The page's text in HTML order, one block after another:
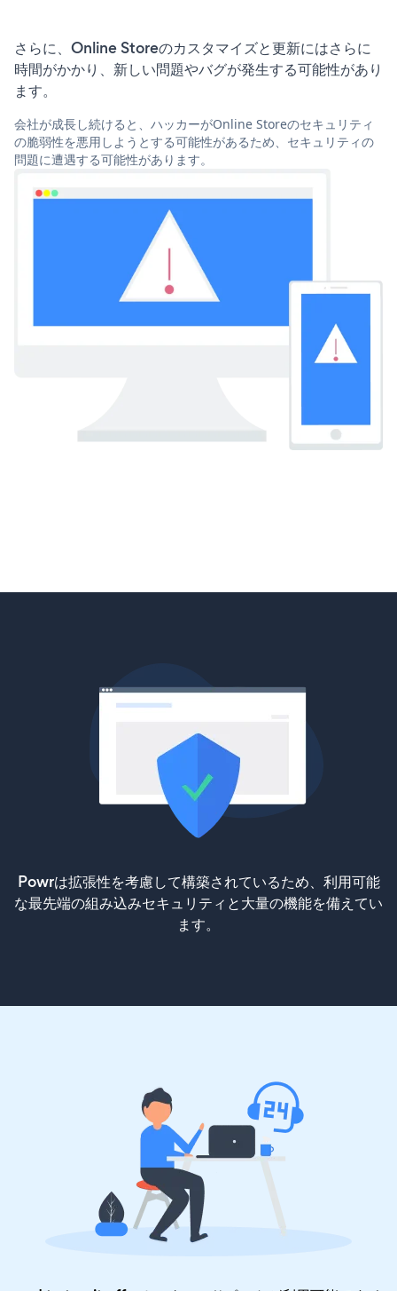
さらに、Online Storeのカスタマイズと更新にはさらに
時間がかかり、新しい問題やバグが発生する可能性があり
ます。
会社が成長し続けると、ハッカーがOnline Storeのセキュリティ
の脆弱性を悪用しようとする可能性があるため、セキュリティの
問題に遭遇する可能性があります。
Powrは拡張性を考慮して構築されているため、利用可能
な最先端の組み込みセキュリティと大量の機能を備えてい
ます。